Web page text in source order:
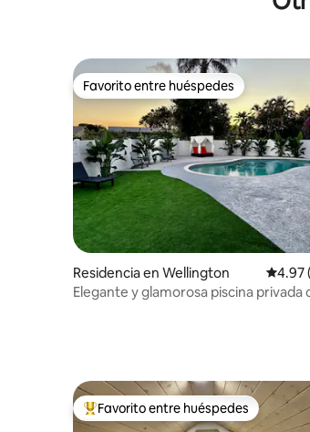
Favorito entre huéspedes
Favorito entre huéspedes
Residencia en Wellington
4.97
Elegante y glamorosa piscina privada
De los mejores en Favorito entre
Favorito entre huéspedes